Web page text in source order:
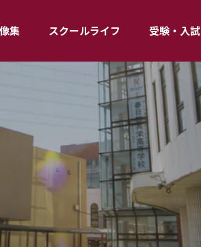
集 スクールライフ 受験・入試